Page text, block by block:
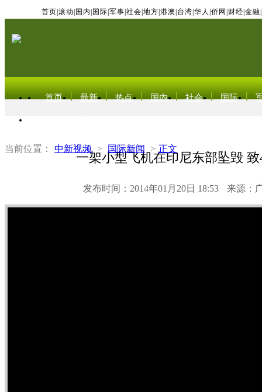
首页 滚动 国内 国际 军事 社会 地方 港澳 台湾 华人 侨网 财经 金融
首页 最新 热点 国内 社会 国际
当前位置： 中新视频 > 国际新闻 > 正文
一架小型飞机在印尼东部坠毁
发布时间：2014年01月20日 18:53 来源：